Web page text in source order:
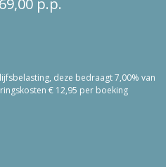
deze bedraagt 7,00% van
€ 12,95 per boeking